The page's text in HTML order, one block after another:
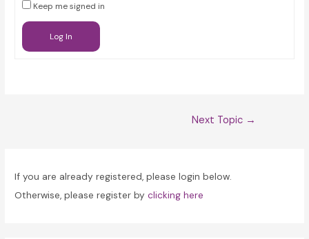
Keep me signed in
Log In
Next Topic →
If you are already registered, please login below.
Otherwise, please register byclicking here